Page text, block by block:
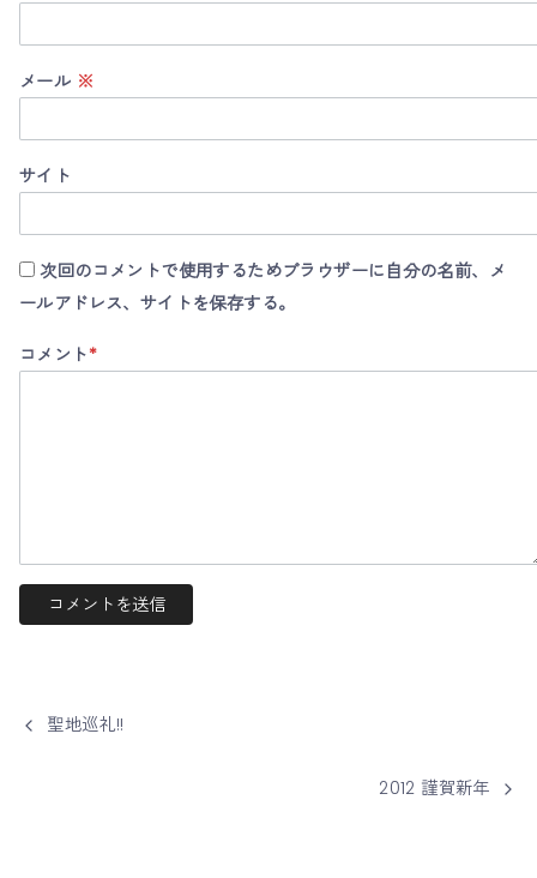
メール ※
サイト
次回のコメントで使用するためブラウザーに自分の名前、メ
ールアドレス、サイトを保存する。
コメント*
聖地巡礼!!
2012 謹賀新年